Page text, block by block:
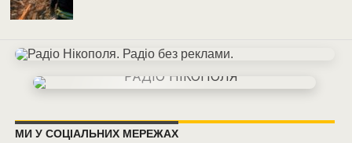
МИ У СОЦІАЛЬНИХ МЕРЕЖАХ